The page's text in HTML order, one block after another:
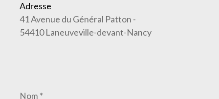
Adresse
41 Avenue du Général Patton -
54410 Laneuveville-devant-Nancy
*